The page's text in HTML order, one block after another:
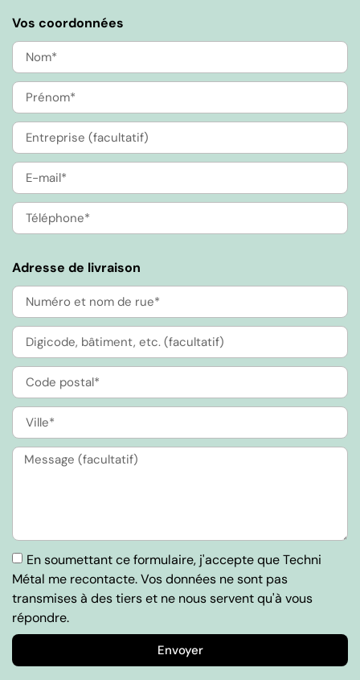
Vos coordonnées
Adresse de livraison
En soumettant ce formulaire, j'accepte que Techni
Métal me recontacte. Vos données ne sont pas
transmises à des tiers et ne nous servent qu'à vous
répondre.
Envoyer